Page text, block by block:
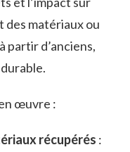
des matériaux ou
partir d’anciens,
œuvre :
récupérés :